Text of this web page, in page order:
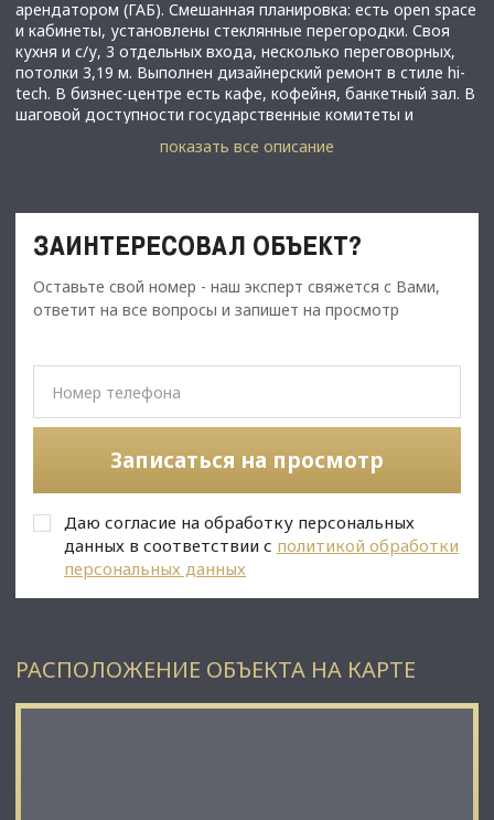
арендатором (ГАБ). Смешанная планировка: есть open space
и кабинеты, установлены стеклянные перегородки. Своя
кухня и с/у, 3 отдельных входа, несколько переговорных,
потолки 3,19 м. Выполнен дизайнерский ремонт в стиле hi-
tech. В бизнес-центре есть кафе, кофейня, банкетный зал. В
шаговой доступности государственные комитеты и
Правительство Ленинградской области и Общественная
транспортная доступность, рядом удобный выезд на
Суворовский и Невский проспекты, Большеохтинский мост и
Синопскую набережную. - Площадь: 494 м² - Планировка:
open space и кабинеты - Отделка: дизайнерский ремонт в
стиле hi-tech - Метро: Чернышевская и Площадь
Александра Невского - 5-6 минут на транспорте Стоимость:
Подписание договора купли-продажи напрямую с
собственником. Звоните, мы оперативно организуем
просмотр офиса в удобную для вас дату и ответим на все
интересующие вопросы.
показать все описание
ЗАИНТЕРЕСОВАЛ ОБЪЕКТ?
Оставьте свой номер - наш эксперт свяжется с Вами,
ответит на все вопросы и запишет на просмотр
Записаться на просмотр
Даю согласие на обработку персональных
данных в соответствии с политикой обработки
персональных данных
РАСПОЛОЖЕНИЕ ОБЪЕКТА НА КАРТЕ